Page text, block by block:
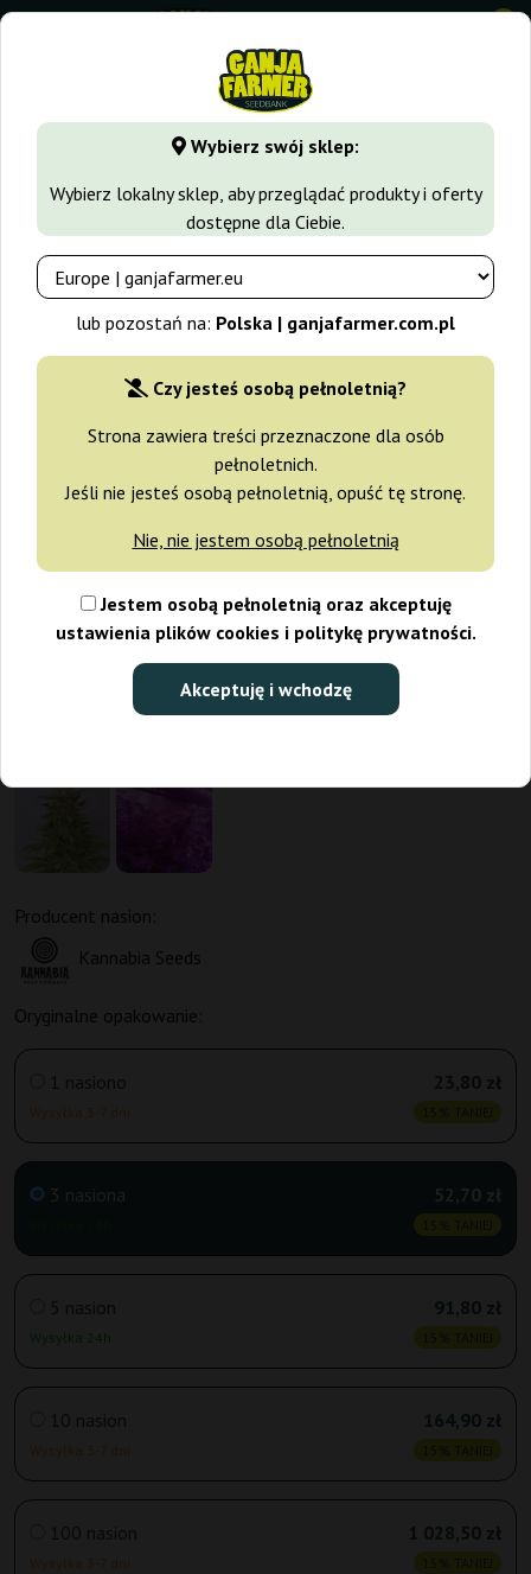
Wybierz swój sklep:
Wybierz lokalny sklep, aby przeglądać produkty i oferty
dostępne dla Ciebie.
lub pozostań na: Polska | ganjafarmer.com.pl
Czy jesteś osobą pełnoletnią?
Strona zawiera treści przeznaczone dla osób
pełnoletnich.
Jeśli nie jesteś osobą pełnoletnią, opuść tę stronę.
Nie, nie jestem osobą pełnoletnią
Jestem osobą pełnoletnią oraz akceptuję
ustawienia plików cookies i politykę prywatności.
Akceptuję i wchodzę
0
GanjaFarmer.com.pl Rodzaje Nasion Marihuany Nasiona
-15%
+gratisy
Producent nasion:
Kannabia Seeds
Oryginalne opakowanie:
1 nasiono
Wysyłka 3-7 dni
23,80 zł
3 nasiona 52,70 zł
5 nasion
Wysyłka 24h
91,80 zł
10 nasion
Wysyłka 3-7 dni
164,90 zł
100 nasion
Wysyłka 3-7 dni
1 028,50 zł